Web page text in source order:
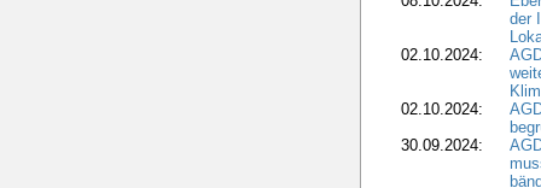
der
02.10.2024:
02.10.2024:
30.09.2024: